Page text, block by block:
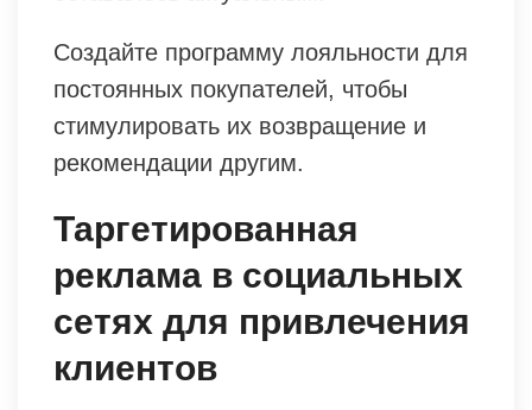
Создайте программу лояльности для
постоянных покупателей, чтобы
стимулировать их возвращение и
рекомендации другим.
Таргетированная
реклама в социальных
сетях для привлечения
клиентов